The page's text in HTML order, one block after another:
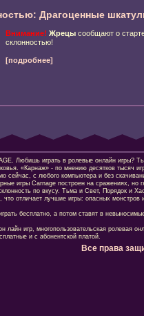
Драгоценные
Внимание! Жрецы сообщают о
склонностью!
[подробнее]
Любишь играть в ролевые онлайн игры?
«Карнаж» - по мнению десятков тысяч
сейчас, с любого компьютера и без
игры Carnage построен на сражениях, но
по вкусу. Тьма и Свет, Порядок и
что отличает лучшие игры: опасных монстров
бесплатно, а потом ставят в
лайн игр, многопользовательская ролевая
и с абонентской платой.
Все права